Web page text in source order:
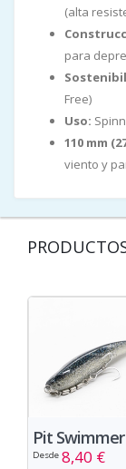
(alta
para
Free)
Uso:
110 mm
viento y
Pit
Desde 8,40 €